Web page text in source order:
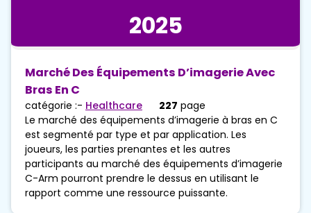
2025
Marché Des Équipements D’imagerie Avec
Bras En C
catégorie :- Healthcare 227 page
Le marché des équipements d’imagerie à bras en C
est segmenté par type et par application. Les
joueurs, les parties prenantes et les autres
participants au marché des équipements d’imagerie
C-Arm pourront prendre le dessus en utilisant le
rapport comme une ressource puissante.